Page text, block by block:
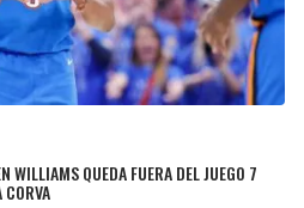
WILLIAMS QUEDA FUERA DEL JUEGO 7
CORVA